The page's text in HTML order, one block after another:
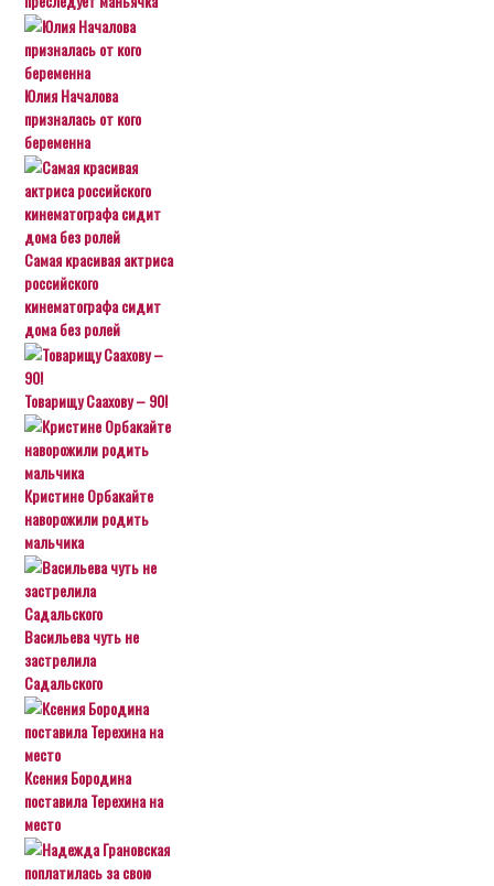
Юлия Началова
призналась от кого
беременна
Самая красивая актриса
российского
кинематографа сидит
дома без ролей
Товарищу Саахову – 90!
Кристине Орбакайте
наворожили родить
мальчика
Васильева чуть не
застрелила
Садальского
Ксения Бородина
поставила Терехина на
место